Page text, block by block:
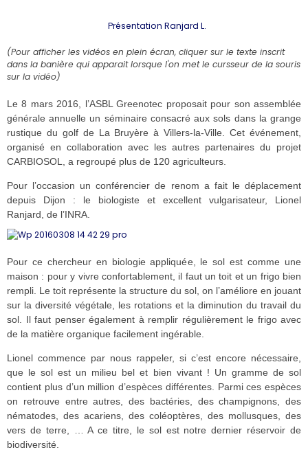
Présentation Ranjard L.
(Pour afficher les vidéos en plein écran, cliquer sur le texte inscrit
dans la banière qui apparait lorsque l'on met le cursseur de la souris
sur la vidéo)
Le 8 mars 2016, l’ASBL Greenotec proposait pour son assemblée
générale annuelle un séminaire consacré aux sols dans la grange
rustique du golf de La Bruyère à Villers-la-Ville. Cet événement,
organisé en collaboration avec les autres partenaires du projet
CARBIOSOL, a regroupé plus de 120 agriculteurs.
Pour l’occasion un conférencier de renom a fait le déplacement
depuis Dijon : le biologiste et excellent vulgarisateur, Lionel
Ranjard, de l’INRA.
Pour ce chercheur en biologie appliquée, le sol est comme une
maison : pour y vivre confortablement, il faut un toit et un frigo bien
rempli. Le toit représente la structure du sol, on l’améliore en jouant
sur la diversité végétale, les rotations et la diminution du travail du
sol. Il faut penser également à remplir régulièrement le frigo avec
de la matière organique facilement ingérable.
Lionel commence par nous rappeler, si c’est encore nécessaire,
que le sol est un milieu bel et bien vivant ! Un gramme de sol
contient plus d’un million d’espèces différentes. Parmi ces espèces
on retrouve entre autres, des bactéries, des champignons, des
nématodes, des acariens, des coléoptères, des mollusques, des
vers de terre, … A ce titre, le sol est notre dernier réservoir de
biodiversité.